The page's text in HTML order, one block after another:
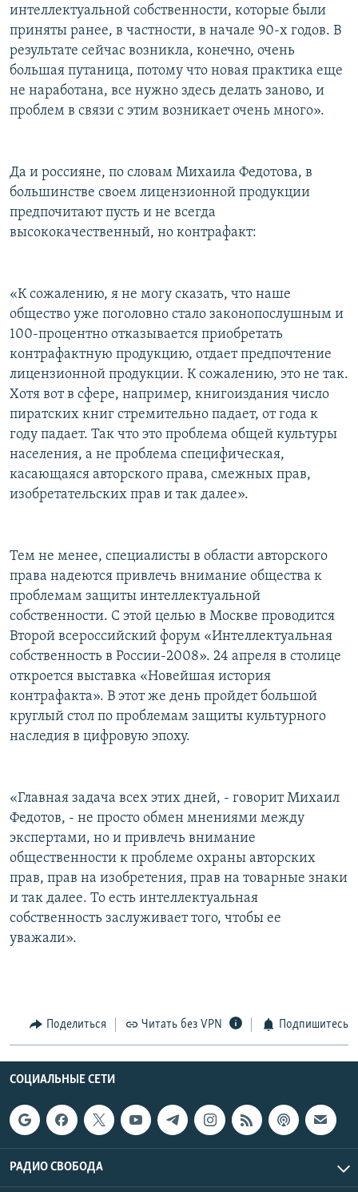
интеллектуальной собственности, которые были
приняты ранее, в частности, в начале 90-х годов. В
результате сейчас возникла, конечно, очень
большая путаница, потому что новая практика еще
не наработана, все нужно здесь делать заново, и
проблем в связи с этим возникает очень много».
Да и россияне, по словам Михаила Федотова, в
большинстве своем лицензионной продукции
предпочитают пусть и не всегда
высококачественный, но контрафакт:
«К сожалению, я не могу сказать, что наше
общество уже поголовно стало законопослушным и
100-процентно отказывается приобретать
контрафактную продукцию, отдает предпочтение
лицензионной продукции. К сожалению, это не так.
Хотя вот в сфере, например, книгоиздания число
пиратских книг стремительно падает, от года к
году падает. Так что это проблема общей культуры
населения, а не проблема специфическая,
касающаяся авторского права, смежных прав,
изобретательских прав и так далее».
Тем не менее, специалисты в области авторского
права надеются привлечь внимание общества к
проблемам защиты интеллектуальной
собственности. С этой целью в Москве проводится
Второй всероссийский форум «Интеллектуальная
собственность в России-2008». 24 апреля в столице
откроется выставка «Новейшая история
контрафакта». В этот же день пройдет большой
круглый стол по проблемам защиты культурного
наследия в цифровую эпоху.
«Главная задача всех этих дней, - говорит Михаил
Федотов, - не просто обмен мнениями между
экспертами, но и привлечь внимание
общественности к проблеме охраны авторских
прав, прав на изобретения, прав на товарные знаки
и так далее. То есть интеллектуальная
собственность заслуживает того, чтобы ее
уважали».
Поделиться Читать без VPN Подпишитесь
СОЦИАЛЬНЫЕ СЕТИ
РАДИО СВОБОДА